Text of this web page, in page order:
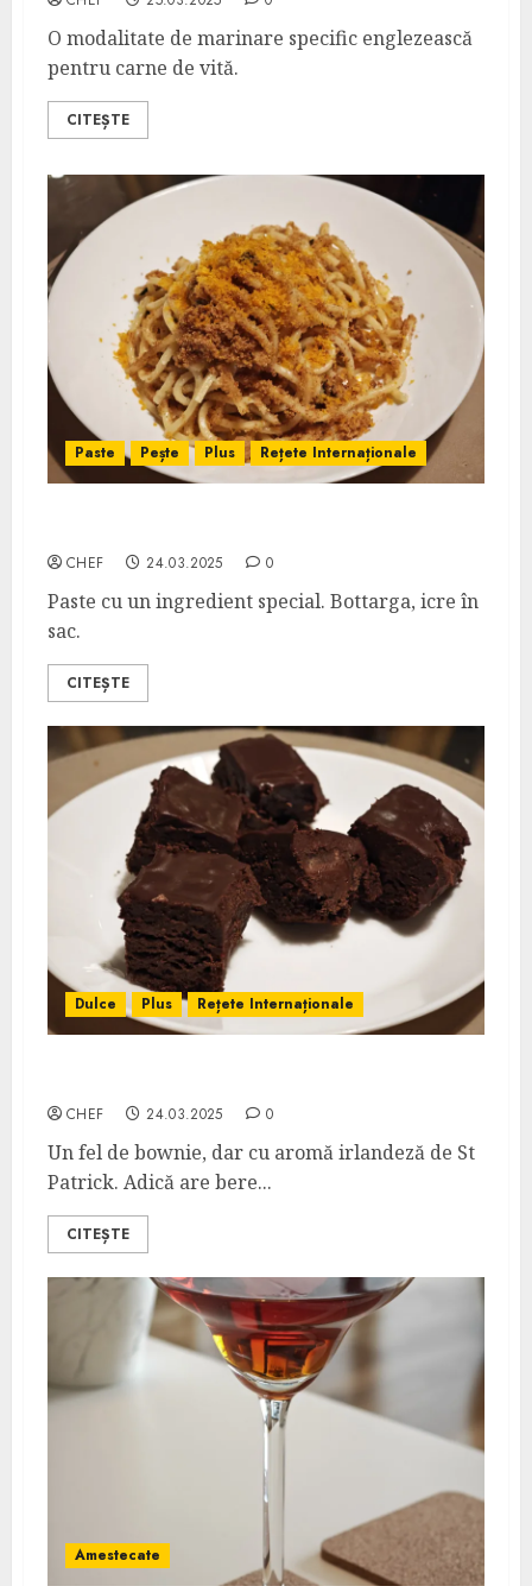
O modalitate de marinare specific englezească
pentru carne de vită.
CITEȘTE
Paste Pește Plus Rețete Internaționale
CHEF 24.03.2025 0
Paste cu un ingredient special. Bottarga, icre în
sac.
CITEȘTE
Dulce Plus Rețete Internaționale
CHEF 24.03.2025 0
Un fel de bownie, dar cu aromă irlandeză de St
Patrick. Adică are bere...
CITEȘTE
Amestecate